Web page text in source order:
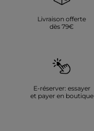
Livraison offerte
dès 79€
E-réserver: essayer
et payer en boutique